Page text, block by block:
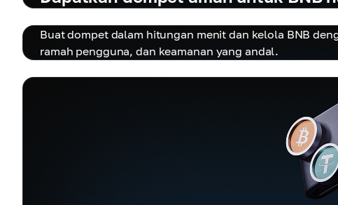
Buat dompet dalam hitungan menit dan kelola BNB
ramah pengguna, dan keamanan yang andal.